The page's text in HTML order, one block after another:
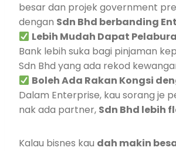
besar dan projek government
dengan Sdn Bhd berbanding
Lebih Mudah Dapat
Bank lebih suka bagi pinjaman
Sdn Bhd yang ada rekod
Boleh Ada Rakan Kongsi
Dalam Enterprise, kau sorang je
nak ada partner, Sdn Bhd lebih
Kalau bisnes kau dah makin